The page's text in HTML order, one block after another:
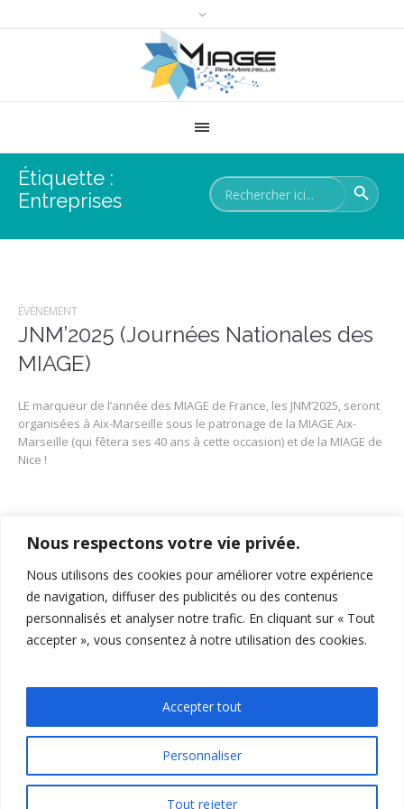
Nous respectons votre vie privée.
Nous utilisons des cookies pour améliorer votre expérience
de navigation, diffuser des publicités ou des contenus
personnalisés et analyser notre trafic. En cliquant sur « Tout
accepter », vous consentez à notre utilisation des cookies.
Personnaliser
Tout rejeter
Accepter tout
Étiquette :
Entreprises
Search
for:
SEARCH
ÉVÈNEMENT
JNM’2025 (Journées Nationales des
MIAGE)
LE marqueur de l’année des MIAGE de France, les JNM’2025, seront
organisées à Aix-Marseille sous le patronage de la MIAGE Aix-
Marseille (qui fêtera ses 40 ans à cette occasion) et de la MIAGE de
Nice !
15-19 Allée Claude Forbin,13627, Aix-en-Provence
feg-miage-aix@univ-amu.fr